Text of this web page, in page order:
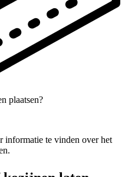
plaatsen?
informatie te vinden over het